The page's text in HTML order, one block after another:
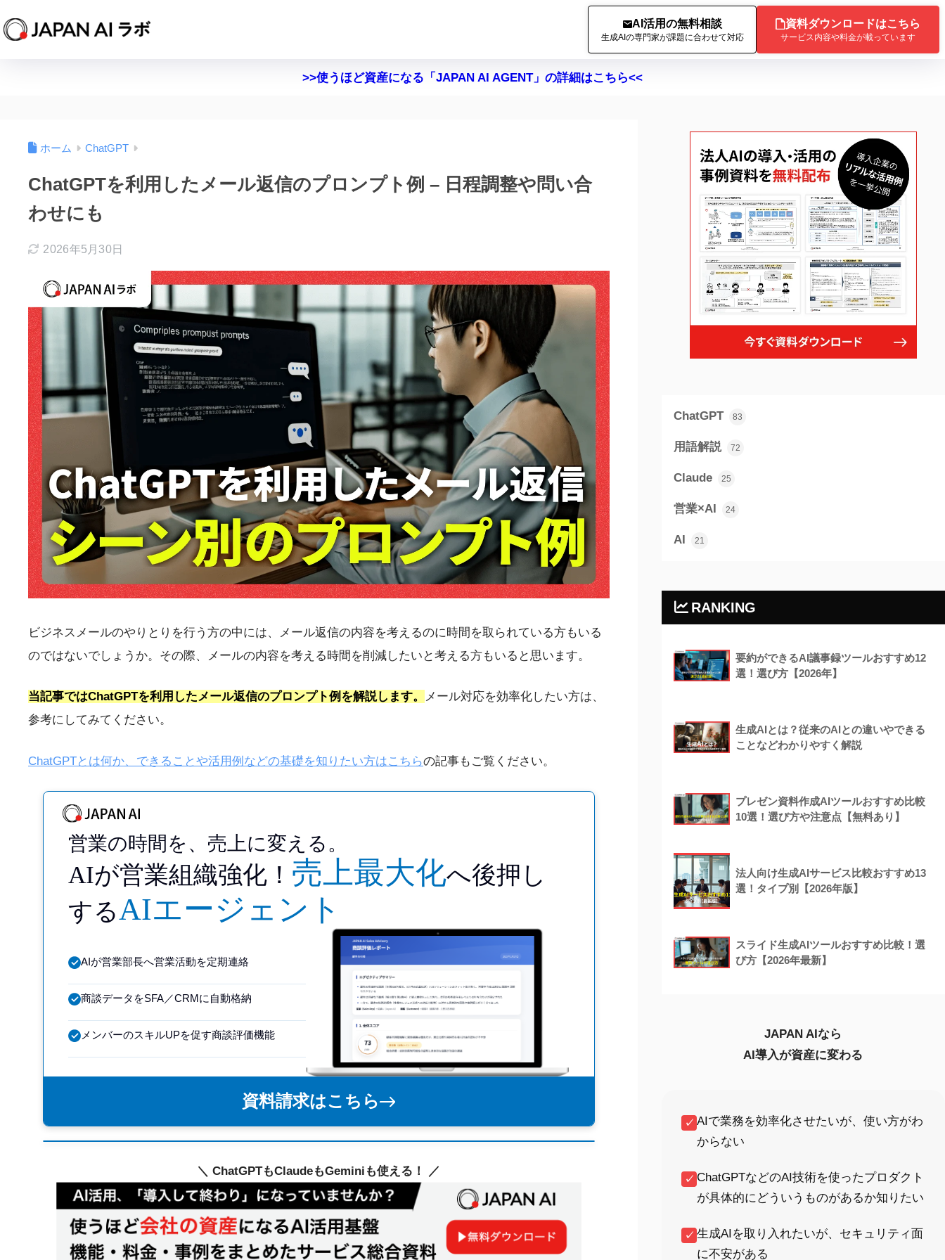
AI活用の無料相談
生成AIの専門家が課題に合わせて対応
資料ダウンロードはこちら
サービス内容や料金が載っています
>>使うほど資産になる「JAPAN AI AGENT」の詳細はこちら<<
ホーム ChatGPT
ChatGPTを利用したメール返信のプロンプト例 – 日程調整や問い合
わせにも
2026年5月30日
ビジネスメールのやりとりを行う方の中には、メール返信の内容を考えるのに時間を取られている方もいる
のではないでしょうか。その際、メールの内容を考える時間を削減したいと考える方もいると思います。
当記事ではChatGPTを利用したメール返信のプロンプト例を解説します。
メール対応を効率化したい方は、
参考にしてみてください。
ChatGPTとは何か、できることや活用例などの基礎を知りたい方はこちらの記事もご覧ください。
営業の時間を、 売上に変える。
AIが営業組織強化！ 売上最大化へ後押し
するAIエージェント
AIが営業部長へ営業活動を定期連絡
商談データをSFA／CRMに自動格納
メンバーのスキルUPを促す商談評価機能
資料請求はこちら
＼ ChatGPTもClaudeもGeminiも使える！ ／
ChatGPT 83
用語解説 72
Claude 25
営業×AI 24
AI 21
RANKING
要約ができるAI議事録ツールおすすめ12
選！選び方【2026年】
生成AIとは？従来のAIとの違いやできる
ことなどわかりやすく解説
プレゼン資料作成AIツールおすすめ比較
10選！選び方や注意点【無料あり】
法人向け生成AIサービス比較おすすめ13
選！タイプ別【2026年版】
スライド生成AIツールおすすめ比較！選
び方【2026年最新】
JAPAN AIなら
AI導入が資産に変わる
✓ AIで業務を効率化させたいが、使い方がわ
からない
✓ ChatGPTなどのAI技術を使ったプロダクト
が具体的にどういうものがあるか知りたい
✓ 生成AIを取り入れたいが、セキュリティ面
に不安がある